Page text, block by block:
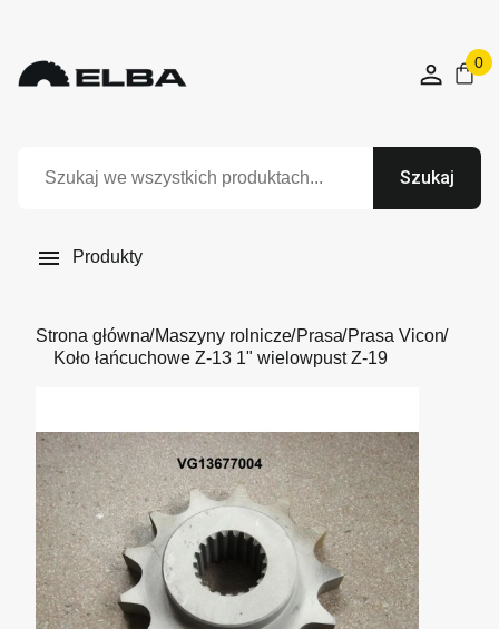
0
Szukaj
 Produkty
Strona główna Maszyny rolnicze Prasa Prasa Vicon
Koło łańcuchowe Z-13 1" wielowpust Z-19